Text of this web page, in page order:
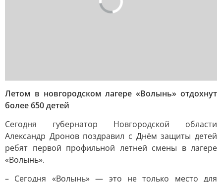
Летом в новгородском лагере «Волынь» отдохнут
более 650 детей
Сегодня губернатор Новгородской области
Александр Дронов поздравил с Днём защиты детей
ребят первой профильной летней смены в лагере
«Волынь».
– Сегодня «Волынь» — это не только место для